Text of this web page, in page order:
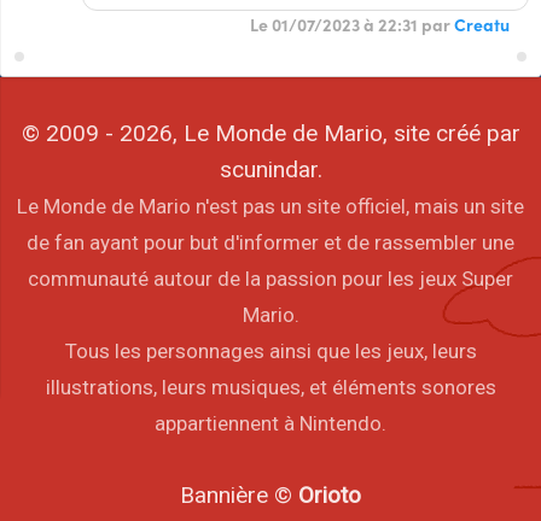
Le 01/07/2023 à 22:31 parCreatu
© 2009 - 2026, Le Monde de Mario, site créé par
scunindar.
Le Monde de Mario n'est pas un site officiel, mais un site
de fan ayant pour but d'informer et de rassembler une
communauté autour de la passion pour les jeux Super
Mario.
Tous les personnages ainsi que les jeux, leurs
illustrations, leurs musiques, et éléments sonores
appartiennent à Nintendo.
Bannière © Orioto